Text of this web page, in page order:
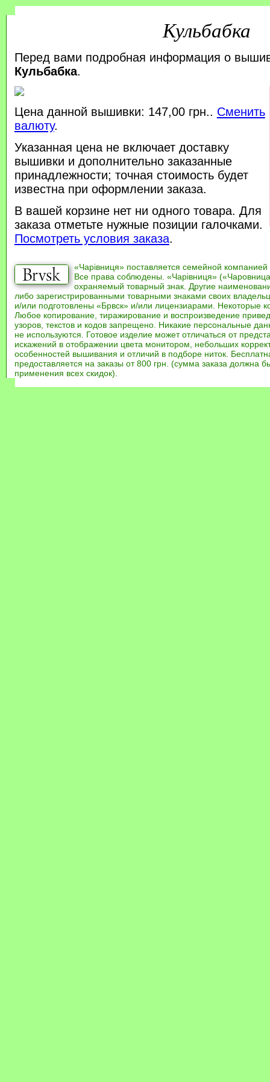
Кульбабка
Перед вами подробная информация о
Кульбабка.
Цена данной вышивки: 147,00 грн.. Сменить
валюту.
Указанная цена не включает доставку
вышивки и дополнительно заказанные
принадлежности; точная стоимость будет
известна при оформлении заказа.
В вашей корзине нет ни одного товара. Для
заказа отметьте нужные позиции галочками.
Посмотреть условия заказа.
«Чарівниця» поставляется семейной компанией
Все права соблюдены. «Чарівниця»
охраняемый товарный знак. Другие
либо зарегистрированными товарными знаками своих
и/или подготовлены «Брвск» и/или лицензиарами. Некоторые
Любое копирование, тиражирование и воспроизведение
узоров, текстов и кодов запрещено. Никакие персональные
не используются. Готовое изделие может отличаться от
искажений в отображении цвета монитором, небольших
особенностей вышивания и отличий в подборе ниток.
предоставляется на заказы от 800 грн. (сумма заказа должна
применения всех скидок).